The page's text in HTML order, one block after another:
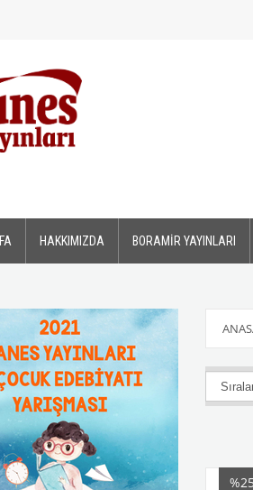
HAKKIMIZDA BORAMİR YAYINLARI
%25